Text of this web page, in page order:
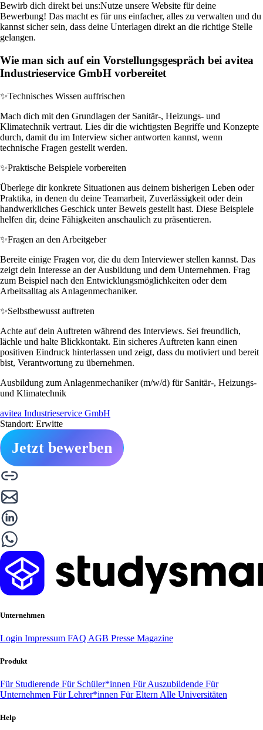
Bewirb dich direkt bei uns:Nutze unsere Website für deine
Bewerbung! Das macht es für uns einfacher, alles zu verwalten und du
kannst sicher sein, dass deine Unterlagen direkt an die richtige Stelle
gelangen.
Wie man sich auf ein Vorstellungsgespräch bei avitea
Industrieservice GmbH vorbereitet
✨Technisches Wissen auffrischen
Mach dich mit den Grundlagen der Sanitär-, Heizungs- und
Klimatechnik vertraut. Lies dir die wichtigsten Begriffe und Konzepte
durch, damit du im Interview sicher antworten kannst, wenn
technische Fragen gestellt werden.
✨Praktische Beispiele vorbereiten
Überlege dir konkrete Situationen aus deinem bisherigen Leben oder
Praktika, in denen du deine Teamarbeit, Zuverlässigkeit oder dein
handwerkliches Geschick unter Beweis gestellt hast. Diese Beispiele
helfen dir, deine Fähigkeiten anschaulich zu präsentieren.
✨Fragen an den Arbeitgeber
Bereite einige Fragen vor, die du dem Interviewer stellen kannst. Das
zeigt dein Interesse an der Ausbildung und dem Unternehmen. Frag
zum Beispiel nach den Entwicklungsmöglichkeiten oder dem
Arbeitsalltag als Anlagenmechaniker.
✨Selbstbewusst auftreten
Achte auf dein Auftreten während des Interviews. Sei freundlich,
lächle und halte Blickkontakt. Ein sicheres Auftreten kann einen
positiven Eindruck hinterlassen und zeigt, dass du motiviert und bereit
bist, Verantwortung zu übernehmen.
Ausbildung zum Anlagenmechaniker (m/w/d) für Sanitär-, Heizungs-
und Klimatechnik
avitea Industrieservice GmbH
Standort: Erwitte
Jetzt bewerben
Unternehmen
Login Impressum FAQ AGB Presse Magazine
Produkt
Für Studierende Für Schüler*innen Für Auszubildende Für
Unternehmen Für Lehrer*innen Für Eltern Alle Universitäten
Help